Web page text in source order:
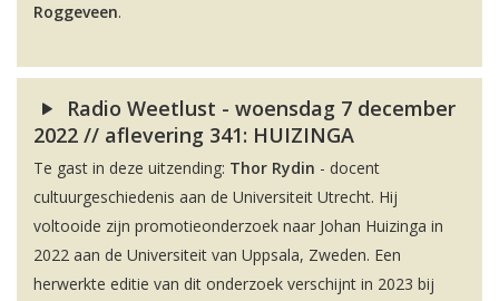
Roggeveen.
Radio Weetlust - woensdag 7 december
2022 // aflevering 341: HUIZINGA
Te gast in deze uitzending: Thor Rydin - docent
cultuurgeschiedenis aan de Universiteit Utrecht. Hij
voltooide zijn promotieonderzoek naar Johan Huizinga in
2022 aan de Universiteit van Uppsala, Zweden. Een
herwerkte editie van dit onderzoek verschijnt in 2023 bij